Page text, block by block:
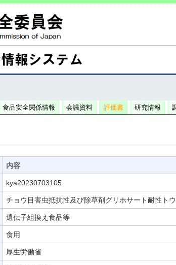
食品安全関係情報 会議資料 評価書 研究情報
内容
kya20230703105
チョウ目害虫抵抗性及び除草剤グリホサート耐性ト
遺伝子組換え食品等
食用
厚生労働省